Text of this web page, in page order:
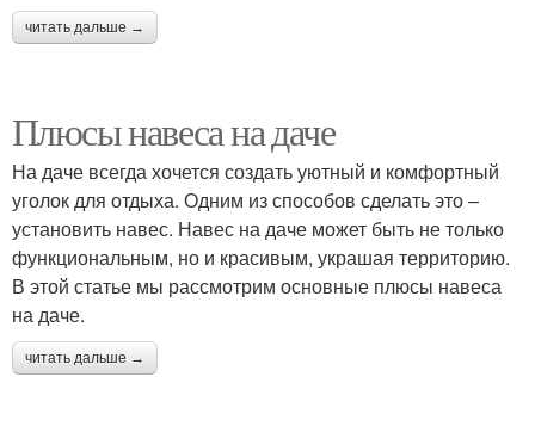
читать дальше →
Плюсы навеса на даче
На даче всегда хочется создать уютный и комфортный
уголок для отдыха. Одним из способов сделать это –
установить навес. Навес на даче может быть не только
функциональным, но и красивым, украшая территорию.
В этой статье мы рассмотрим основные плюсы навеса
на даче.
читать дальше →